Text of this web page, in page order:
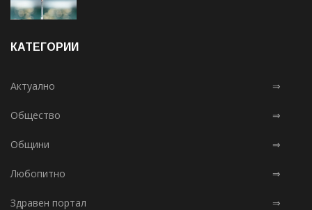
КАТЕГОРИИ
Актуално ⇒
Общество ⇒
Общини ⇒
Любопитно ⇒
Здравен портал ⇒